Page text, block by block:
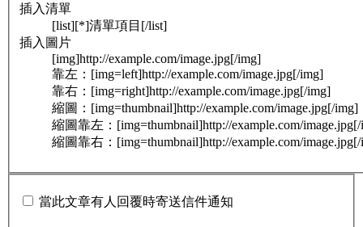
插入清單
[list][*]清單項目[/list]
插入圖片
[img]http://example.com/image.jpg[/img]
靠左：[img=left]http://example.com/image.jpg[/img]
靠右：[img=right]http://example.com/image.jpg[/img]
縮圖：[img=thumbnail]http://example.com/image.jpg[/img]
縮圖靠左：[img=thumbnail]http://example.com/
縮圖靠右：[img=thumbnail]http://example.com/
當此文章有人回覆時寄送信件通知